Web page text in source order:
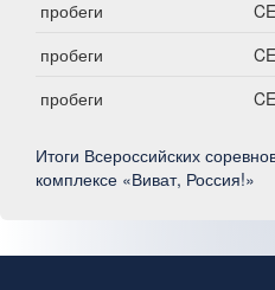
пробеги
пробеги
пробеги
Итоги Всероссийских
комплексе «Виват, Россия!»